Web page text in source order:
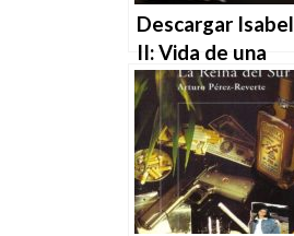
Descargar Isabel
II: Vida de una
reina, 1926-2022
– Robert
Hardman en
EPUB | PDF |
MOBI